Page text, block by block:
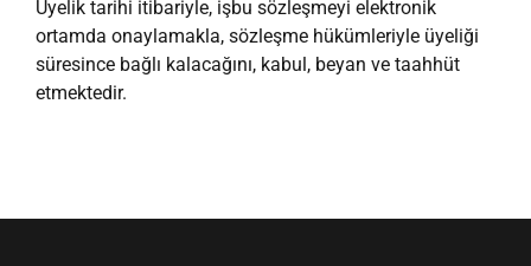
Üyelik tarihi itibariyle, işbu sözleşmeyi elektronik
ortamda onaylamakla, sözleşme hükümleriyle üyeliği
süresince bağlı kalacağını, kabul, beyan ve taahhüt
etmektedir.